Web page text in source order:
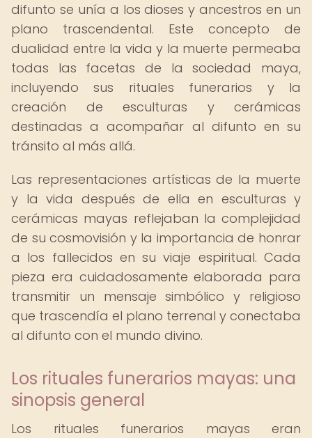
difunto se unía a los dioses y ancestros en un
plano trascendental. Este concepto de
dualidad entre la vida y la muerte permeaba
todas las facetas de la sociedad maya,
incluyendo sus rituales funerarios y la
creación de esculturas y cerámicas
destinadas a acompañar al difunto en su
tránsito al más allá.
Las representaciones artísticas de la muerte
y la vida después de ella en esculturas y
cerámicas mayas reflejaban la complejidad
de su cosmovisión y la importancia de honrar
a los fallecidos en su viaje espiritual. Cada
pieza era cuidadosamente elaborada para
transmitir un mensaje simbólico y religioso
que trascendía el plano terrenal y conectaba
al difunto con el mundo divino.
Los rituales funerarios mayas: una
sinopsis general
Los rituales funerarios mayas eran